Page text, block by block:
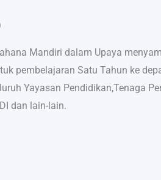
Mandiri dalam Upaya
pembelajaran Satu Tahun ke
Yayasan Pendidikan,Tenaga
dan lain-lain.